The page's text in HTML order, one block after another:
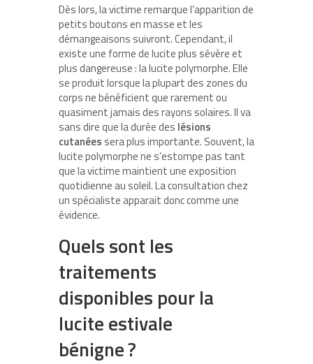
Dès lors, la victime remarque l’apparition de
petits boutons en masse et les
démangeaisons suivront. Cependant, il
existe une forme de lucite plus sévère et
plus dangereuse : la lucite polymorphe. Elle
se produit lorsque la plupart des zones du
corps ne bénéficient que rarement ou
quasiment jamais des rayons solaires. Il va
sans dire que la durée des lésions
cutanées sera plus importante. Souvent, la
lucite polymorphe ne s’estompe pas tant
que la victime maintient une exposition
quotidienne au soleil. La consultation chez
un spécialiste apparait donc comme une
évidence.
Quels sont les
traitements
disponibles pour la
lucite estivale
bénigne ?